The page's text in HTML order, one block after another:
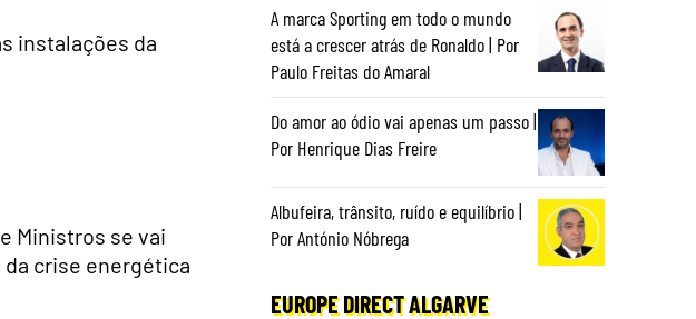
instalações da
Ministros se vai
crise energética
A marca Sporting em todo o mundo
está a crescer atrás de Ronaldo | Por
Paulo Freitas do Amaral
Do amor ao ódio vai apenas um passo |
Por Henrique Dias Freire
Albufeira, trânsito, ruído e equilíbrio |
Por António Nóbrega
EUROPE DIRECT ALGARVE